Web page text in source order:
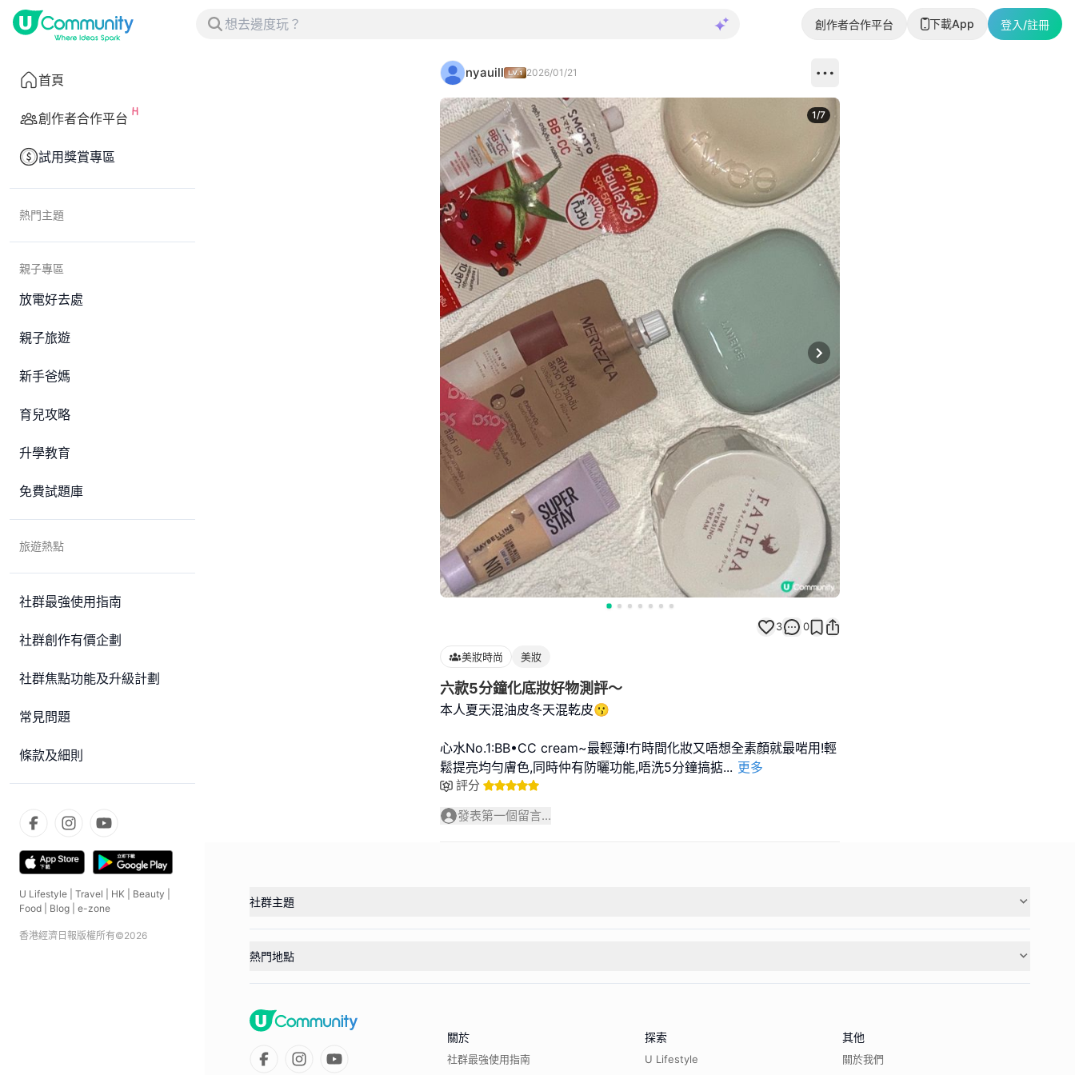
創作者合作平台 下載App 登入/註冊
首頁
創作者合作平台
試用獎賞專區
熱門主題
親子專區
放電好去處
親子旅遊
新手爸媽
育兒攻略
升學教育
免費試題庫
旅遊熱點
社群最強使用指南
社群創作有價企劃
社群焦點功能及升級計劃
常見問題
條款及細則
U Lifestyle Travel HK Beauty
Food
Blog e-zone
香港經濟日報版權所有©2026
nyauill 2026/01/21
Next slide
1/7
3 0
美妝時尚 美妝
六款5分鐘化底妝好物測評～
本人夏天混油皮冬天混乾皮😗
心水No.1:BB•CC cream~最輕薄!冇時間化妝又唔想全素顏就最啱用!輕
鬆提亮均勻膚色,同時仲有防曬功能,唔洗5分鐘搞掂... 更多
評分
發表第一個留言...
社群主題
熱門地點
關於
社群最強使用指南
探索
U Lifestyle
其他
關於我們